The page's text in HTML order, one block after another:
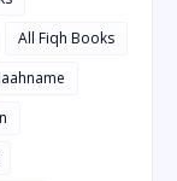
All Fiqh Books